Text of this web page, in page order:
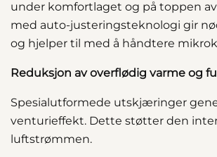
under komfortlaget og på toppen
med auto-justeringsteknologi gir
og hjelper til med å håndtere
Reduksjon av overflødig varme og
Spesialutformede utskjæringer
venturieffekt. Dette støtter den
luftstrømmen.